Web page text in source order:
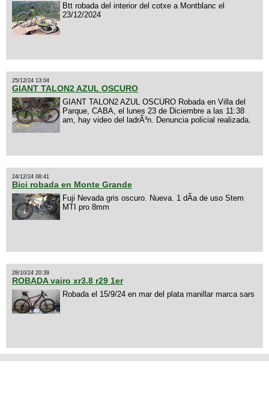
Btt robada del interior del cotxe a Montblanc el
23/12/2024
25/12/24 13:04
GIANT TALON2 AZUL OSCURO
GIANT TALON2 AZUL OSCURO Robada en Villa del
Parque, CABA, el lunes 23 de Diciembre a las 11:38
am, hay video del ladrÃ³n. Denuncia policial realizada.
24/12/24 08:41
Bici robada en Monte Grande
Fuji Nevada gris oscuro. Nueva. 1 dÃ­a de uso Stem
MTI pro 8mm
28/10/24 20:39
ROBADA vairo xr3.8 r29 1er
Robada el 15/9/24 en mar del plata manillar marca sars